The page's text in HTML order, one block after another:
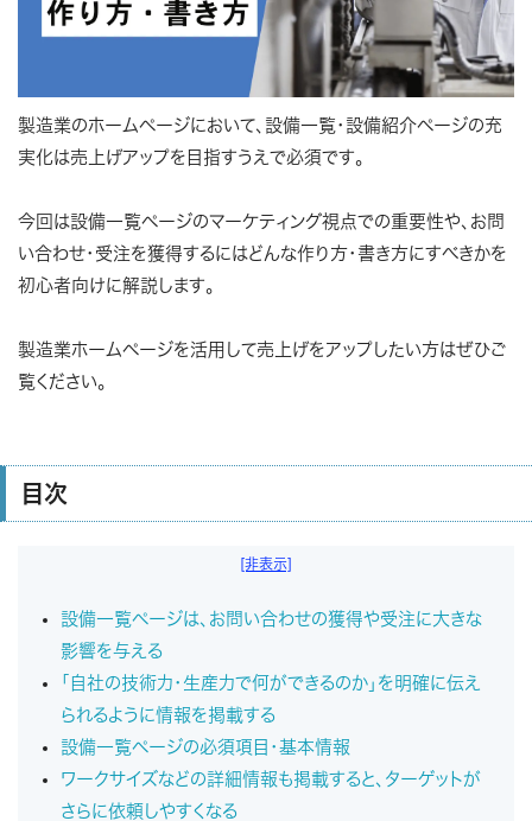
製造業のホームページにおいて、設備一覧・設備紹介ページの充
実化は売上げアップを目指すうえで必須です。
今回は設備一覧ページのマーケティング視点での重要性や、お問
い合わせ・受注を獲得するにはどんな作り方・書き方にすべきかを
初心者向けに解説します。
製造業ホームページを活用して売上げをアップしたい方はぜひご
覧ください。
目次
[非表示]
設備一覧ページは、お問い合わせの獲得や受注に大きな
影響を与える
「自社の技術力・生産力で何ができるのか」を明確に伝え
られるように情報を掲載する
設備一覧ページの必須項目・基本情報
ワークサイズなどの詳細情報も掲載すると、ターゲットが
さらに依頼しやすくなる